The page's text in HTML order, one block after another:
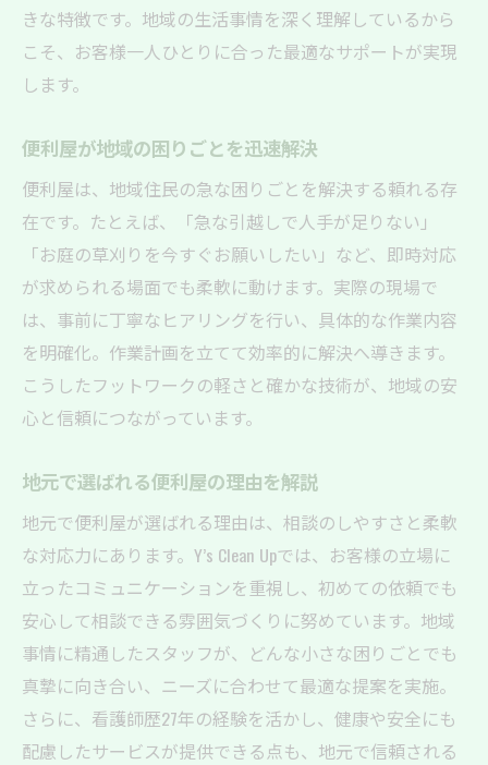
きな特徴です。地域の生活事情を深く理解しているから
こそ、お客様一人ひとりに合った最適なサポートが実現
します。
便利屋が地域の困りごとを迅速解決
便利屋は、地域住民の急な困りごとを解決する頼れる存
在です。たとえば、「急な引越しで人手が足りない」
「お庭の草刈りを今すぐお願いしたい」など、即時対応
が求められる場面でも柔軟に動けます。実際の現場で
は、事前に丁寧なヒアリングを行い、具体的な作業内容
を明確化。作業計画を立てて効率的に解決へ導きます。
こうしたフットワークの軽さと確かな技術が、地域の安
心と信頼につながっています。
地元で選ばれる便利屋の理由を解説
地元で便利屋が選ばれる理由は、相談のしやすさと柔軟
な対応力にあります。Y’s Clean Upでは、お客様の立場に
立ったコミュニケーションを重視し、初めての依頼でも
安心して相談できる雰囲気づくりに努めています。地域
事情に精通したスタッフが、どんな小さな困りごとでも
真摯に向き合い、ニーズに合わせて最適な提案を実施。
さらに、看護師歴27年の経験を活かし、健康や安全にも
配慮したサービスが提供できる点も、地元で信頼される